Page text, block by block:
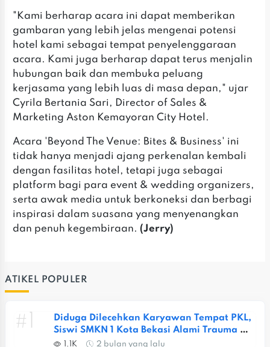
"Kami berharap acara ini dapat memberikan
gambaran yang lebih jelas mengenai potensi
hotel kami sebagai tempat penyelenggaraan
acara. Kami juga berharap dapat terus menjalin
hubungan baik dan membuka peluang
kerjasama yang lebih luas di masa depan," ujar
Cyrila Bertania Sari, Director of Sales &
Marketing Aston Kemayoran City Hotel.
Acara 'Beyond The Venue: Bites & Business' ini
tidak hanya menjadi ajang perkenalan kembali
dengan fasilitas hotel, tetapi juga sebagai
platform bagi para event & wedding organizers,
serta awak media untuk berkoneksi dan berbagi
inspirasi dalam suasana yang menyenangkan
dan penuh kegembiraan.(Jerry)
ATIKEL POPULER
#1
Diduga Dilecehkan Karyawan Tempat PKL,
Siswi SMKN 1 Kota Bekasi Alami Trauma
Berat
1.1K 2 bulan yang lalu